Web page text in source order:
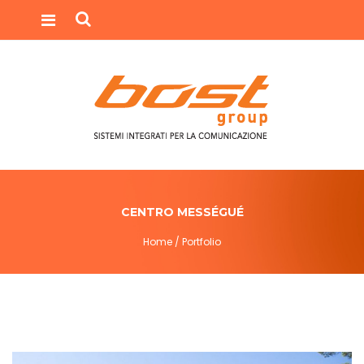
CENTRO MESSÉGUÉ
Home / Portfolio